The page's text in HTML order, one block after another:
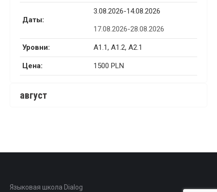
Даты:
3.08.2026-14.08.2026
17.08.2026-28.08.2026
Уровни: A1.1, A1.2, A2.1
Цена: 1500 PLN
август
Языковая школа Dialog